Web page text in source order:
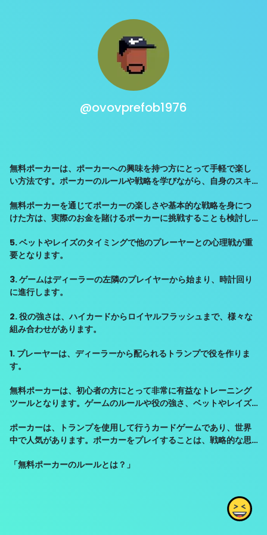
@ovovprefob1976
無料ポーカーは、ポーカーへの興味を持つ方にとって手軽で楽し
い方法です。ポーカーのルールや戦略を学びながら、自身のスキ
無料ポーカーを通じてポーカーの楽しさや基本的な戦略を身につ
けた方は、実際のお金を賭けるポーカーに挑戦することも検討し
カーで磨いたスキルを活かすことができるでしょう。
5. ベットやレイズのタイミングで他のプレーヤーとの心理戦が重
要となります。
3. ゲームはディーラーの左隣のプレイヤーから始まり、時計回り
に進行します。
2. 役の強さは、ハイカードからロイヤルフラッシュまで、様々な
組み合わせがあります。
1. プレーヤーは、ディーラーから配られるトランプで役を作りま
す。
無料ポーカーは、初心者の方にとって非常に有益なトレーニング
ツールとなります。ゲームのルールや役の強さ、ベットやレイズ
ことができます。また、実際にお金を賭けずにプレイすること
で、リスクを気にせずにゲームに集中することができます。
ポーカーは、トランプを使用して行うカードゲームであり、世界
中で人気があります。ポーカーをプレイすることは、戦略的な思
外にも無料で楽しむことができるオプションもあります。
「無料ポーカーのルールとは？」